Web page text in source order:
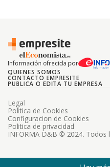
Información ofrecida por
QUIENES SOMOS
CONTACTO EMPRESITE
PUBLICA O EDITA TU EMPRESA
INFORMA D&B © 2024. Todos
Legal
Politica de Cookies
Configuracion de Cookies
Politica de privacidad